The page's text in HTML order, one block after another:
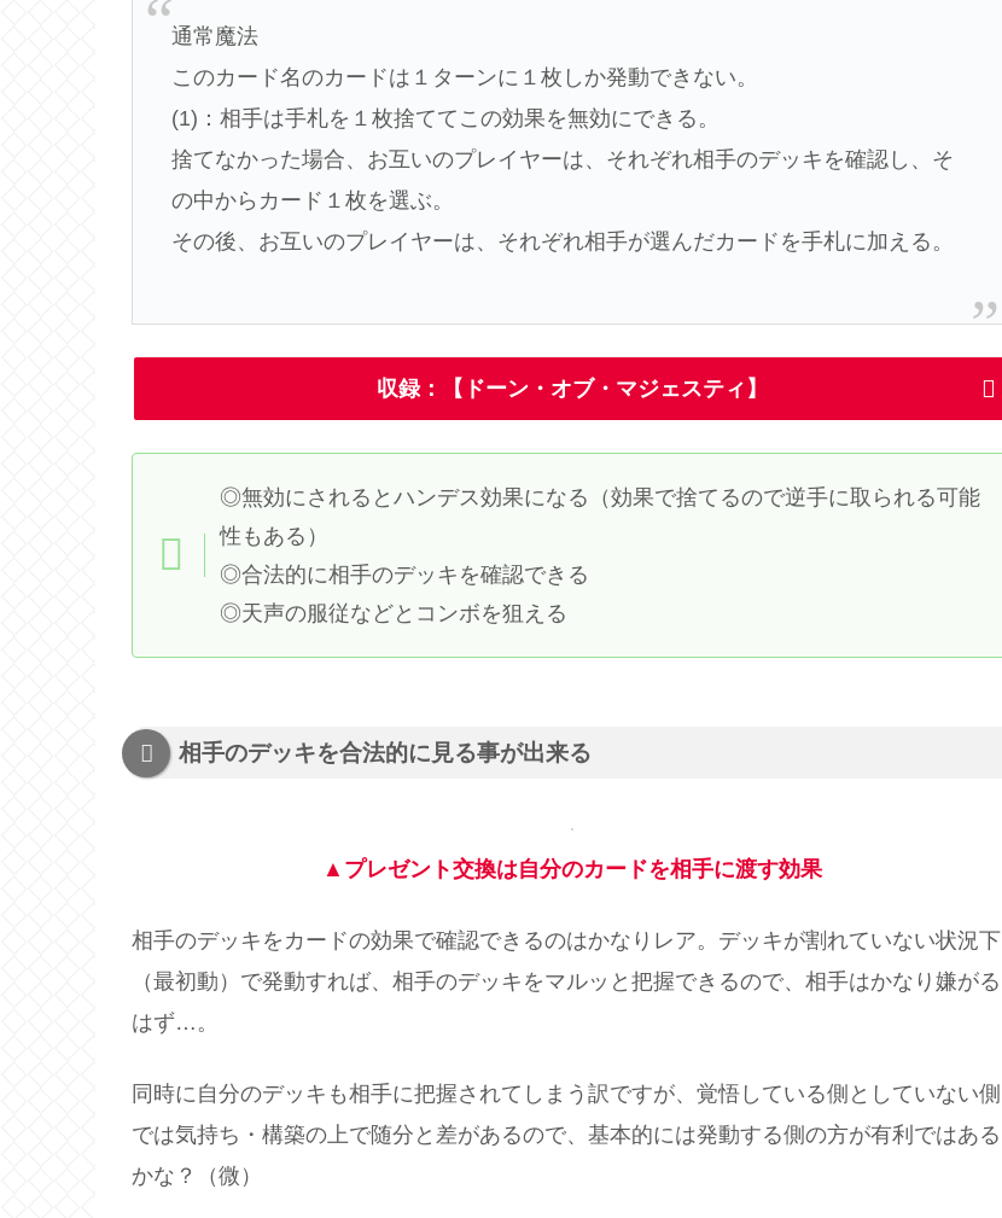
通常魔法
このカード名のカードは１ターンに１枚しか発動できない。
(1)：相手は手札を１枚捨ててこの効果を無効にできる。
捨てなかった場合、お互いのプレイヤーは、それぞれ相手のデッキを確認し、そ
の中からカード１枚を選ぶ。
その後、お互いのプレイヤーは、それぞれ相手が選んだカードを手札に加える。
収録：【ドーン・オブ・マジェスティ】
◎無効にされるとハンデス効果になる（効果で捨てるので逆手に取られる可能
性もある）
◎合法的に相手のデッキを確認できる
◎天声の服従などとコンボを狙える
相手のデッキを合法的に見る事が出来る
▲プレゼント交換は自分のカードを相手に渡す効果
相手のデッキをカードの効果で確認できるのはかなりレア。デッキが割れていない状況下
（最初動）で発動すれば、相手のデッキをマルッと把握できるので、相手はかなり嫌がる
はず…。
同時に自分のデッキも相手に把握されてしまう訳ですが、覚悟している側としていない側
では気持ち・構築の上で随分と差があるので、基本的には発動する側の方が有利ではある
かな？（微）